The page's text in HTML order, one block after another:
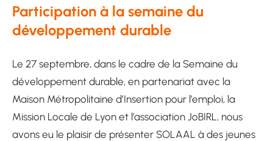
Participation à la semaine du
développement durable
Le 27 septembre, dans le cadre de la Semaine du
développement durable, en partenariat avec la
Maison Métropolitaine d’Insertion pour l’emploi, la
Mission Locale de Lyon et l’association JoBIRL, nous
avons eu le plaisir de présenter SOLAAL à des jeunes